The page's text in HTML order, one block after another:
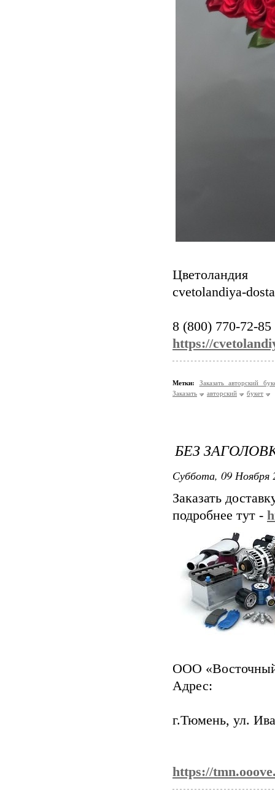
Цветоландия
cvetolandiya-
8 (800) 770-72-85
https://
Метки:
Заказать авторский
Заказать
авторский букет
БЕЗ
Суббота, 09 Ноября
Заказать
подробнее тут -
ООО «Восточный
Адрес:
г.Тюмень, ул.
https://